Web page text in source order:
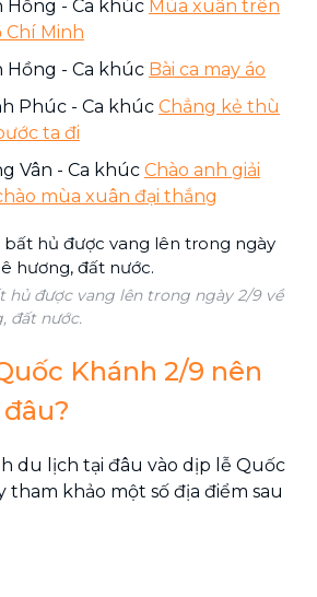
Hồng - Ca khúc Mùa xuân trên
Chí Minh
Hồng - Ca khúc Bài ca may áo
Phúc - Ca khúc Chẳng kẻ thù
ta đi
Vân - Ca khúc Chào anh giải
mùa xuân đại thắng
hủ được vang lên trong ngày 2/9 về
đất nước.
Khánh 2/9 nên
du lịch tại đâu vào dịp lễ Quốc
tham khảo một số địa điểm sau